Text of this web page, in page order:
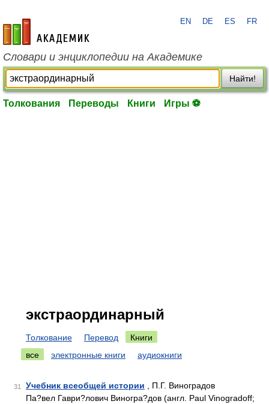
academic.ru
EN DE ES FR
Словари и энциклопедии на Академике
Найти!
Толкования Переводы Книги Игры ⚽
экстраординарный
Толкование Перевод
Книги
все
электронные книги аудиокниги
31 Учебник всеобщей истории , П.Г. Виноградов
Па?вел Гаври?лович Виногра?дов (англ. Paul Vinogradoff;